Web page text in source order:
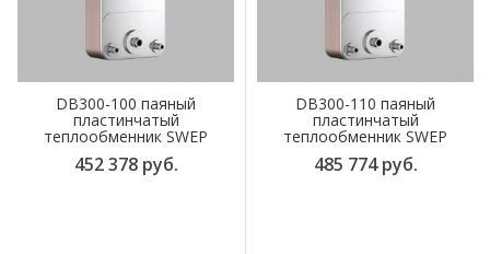
DB300-100 паяный
пластинчатый
теплообменник SWEP
452 378 руб.
DB300-110 паяный
пластинчатый
теплообменник SWEP
485 774 руб.